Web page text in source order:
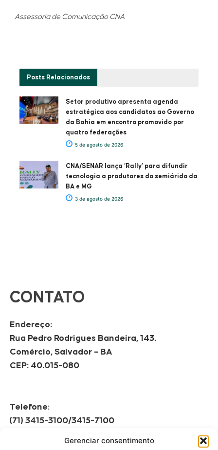
Gerenciar consentimento
Assessoria de Comunicação CNA
Posts Relacionados
Setor produtivo apresenta agenda
estratégica aos candidatos ao Governo
da Bahia em encontro promovido por
quatro federações
5 de agosto de 2026
CNA/SENAR lança ‘Rally’ para difundir
tecnologia a produtores do semiárido da
BA e MG
3 de agosto de 2026
CONTATO
Endereço:
Rua Pedro Rodrigues Bandeira, 143.
Comércio, Salvador – BA
CEP: 40.015-080
Telefone:
(71) 3415-3100/3415-7100
Horário de Funcionamento: